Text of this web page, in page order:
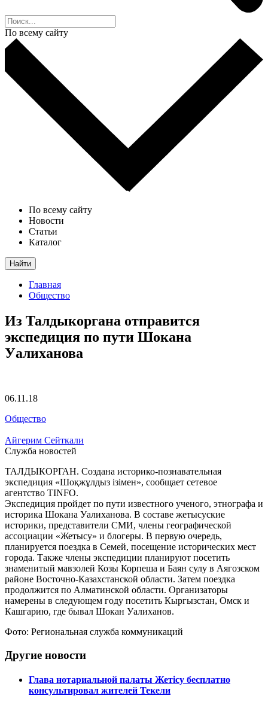
По всему сайту
По всему сайту
Новости
Статьи
Каталог
Найти
Главная
Общество
Из Талдыкоргана отправится
экспедиция по пути Шокана
Уалиханова
06.11.18
Общество
Айгерим Сейткали
Служба новостей
ТАЛДЫКОРГАН. Создана историко-познавательная
экспедиция «Шоқжұлдыз ізімен», сообщает сетевое
агентство TINFO.
Экспедиция пройдет по пути известного ученого, этнографа и
историка Шокана Уалиханова. В составе жетысуские
историки, представители СМИ, члены географической
ассоциации «Жетысу» и блогеры. В первую очередь,
планируется поездка в Семей, посещение исторических мест
города. Также члены экспедиции планируют посетить
знаменитый мавзолей Козы Корпеша и Баян сулу в Аягозском
районе Восточно-Казахстанской области. Затем поездка
продолжится по Алматинской области. Организаторы
намерены в следующем году посетить Кыргызстан, Омск и
Кашгарию, где бывал Шокан Уалиханов.
Фото: Региональная служба коммуникаций
Другие новости
Глава нотариальной палаты Жетісу бесплатно
консультировал жителей Текели